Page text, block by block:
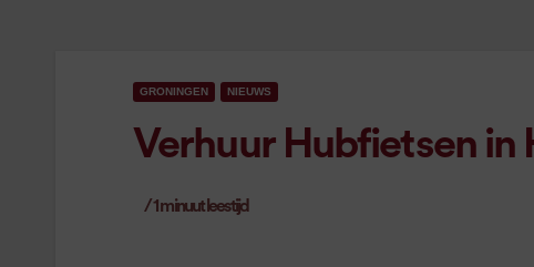
GRONINGEN NIEUWS
Verhuur Hubfietsen in
/1 minuut leestijd